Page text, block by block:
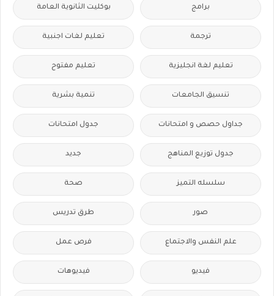
برامج بوكليت الثانوية العامة
ترجمة تعليم لغات اجنبية
تعليم لغة انجليزية تعليم مفتوح
تنسيق الجامعات تنمية بشرية
جداول حصص و امتحانات جدول امتحانات
جدول توزيع المناهج جديد
سلسله التميز صحة
صور طرق تدريس
علم النفس والاجتماع فرص عمل
فيديو فيديوهات